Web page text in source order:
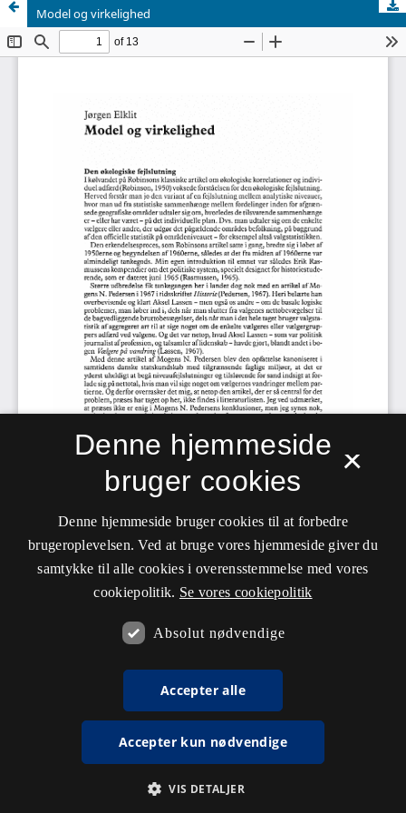
Model og virkelighed
×
Denne hjemmeside
bruger cookies
Denne hjemmeside bruger cookies til at forbedre
brugeroplevelsen. Ved at bruge vores hjemmeside giver du
samtykke til alle cookies i overensstemmelse med vores
cookiepolitik. Se vores cookiepolitik
Absolut nødvendige
Accepter alle
Accepter kun nødvendige
VIS DETALJER